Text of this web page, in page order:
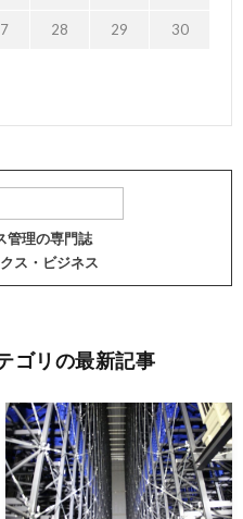
28 29 30
管理の専門誌
ス・ビジネス
ゴリの最新記事